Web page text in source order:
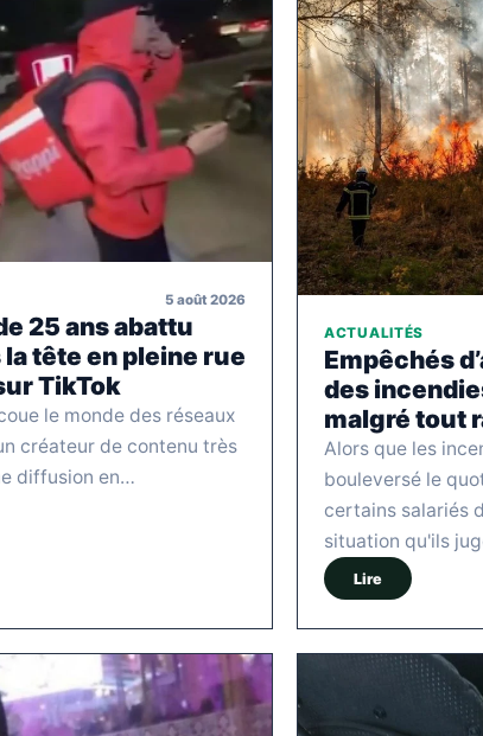
5 août 2026
25 ans abattu
la tête en pleine rue
TikTok
le monde des réseaux
créateur de contenu très
diffusion en…
ACTUALITÉS
Empêchés
des
malgré tout
Alors que les
bouleversé le
certains salariés
situation qu'ils
Lire